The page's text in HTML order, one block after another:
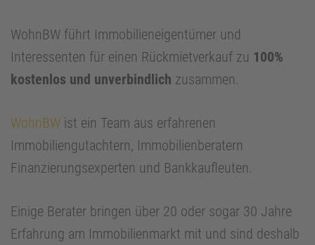
WohnBW führt Immobilieneigentümer und
Interessenten für einen Rückmietverkauf zu 100%
kostenlos und unverbindlich zusammen.
WohnBW ist ein Team aus erfahrenen
Immobiliengutachtern, Immobilienberatern
Finanzierungsexperten und Bankkaufleuten.
Einige Berater bringen über 20 oder sogar 30 Jahre
Erfahrung am Immobilienmarkt mit und sind deshalb